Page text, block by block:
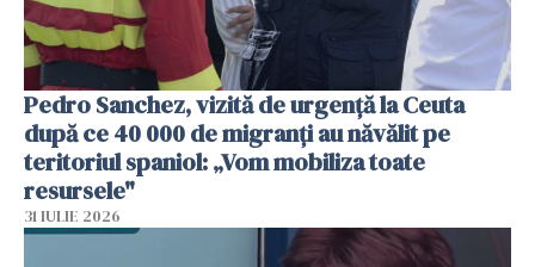
Pedro Sanchez, vizită de urgență la Ceuta
după ce 40 000 de migranți au năvălit pe
teritoriul spaniol: „Vom mobiliza toate
resursele"
31 IULIE 2026